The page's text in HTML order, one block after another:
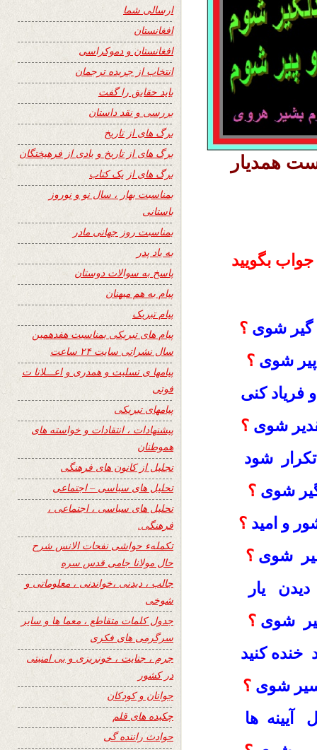
همدیار
بگوييد
گیر شوی ؟
شوی ؟
کنی
شوی؟
شود
شوی ؟
و اميد ؟
شوی؟
یار
شوی ؟
كنيد
شوی؟
ها
ارسالی شما
افغانستان
افغانستان و دموکراسی
انتخاب از جریده ترجمان
باید حقایق را گفت
بررسی و نقد داستان
برگ های از تاریخ
برگ های از تاریخ و یادی از فرهیختگان
برگ های از یک کتاب
بمناسبت بهار ، سال نو و نوروز
باستانی
بمناسبت روز جهانی مادر
به یاد پدر
پاسخ به سوالات دوستان
پیام به هم میهنان
پیام تبریک
پیام های تبریکی بمناسبت هفدهمین
سال نشراتی سایت ۲۴ ساعت
پیامها ی تسلیت و همدری و اعـــلانا ت
فوتی
پیامهای تبریکی
پیشنهادات ، انتقادات و خواسته های
هموطنان
تجلیل از کانون های فرهنگی
تحلیل های سیاسی – اجتماعی
تحلیل های سیاسی ، اجتماعی ،
فرهنگی.
تکملهء حواشی نفحات الانس شرح
حال مولانا جامی قدس سره
جالب ، دیدنی ،خواندنی ، معلوماتی و
شوخی
جدول کلمات متقاطع ، معما ها و سایر
سرگرمی های فکری
جرم ، جنایت ، خونریزی و بی امنیتی
در کشور
جوانان و کودکان
چکیده های قلم
حوادث راننده گی